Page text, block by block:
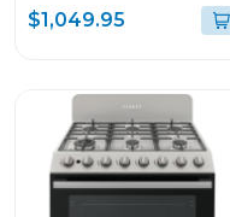
serie s de 25200btu
cscus24
$1,049.95